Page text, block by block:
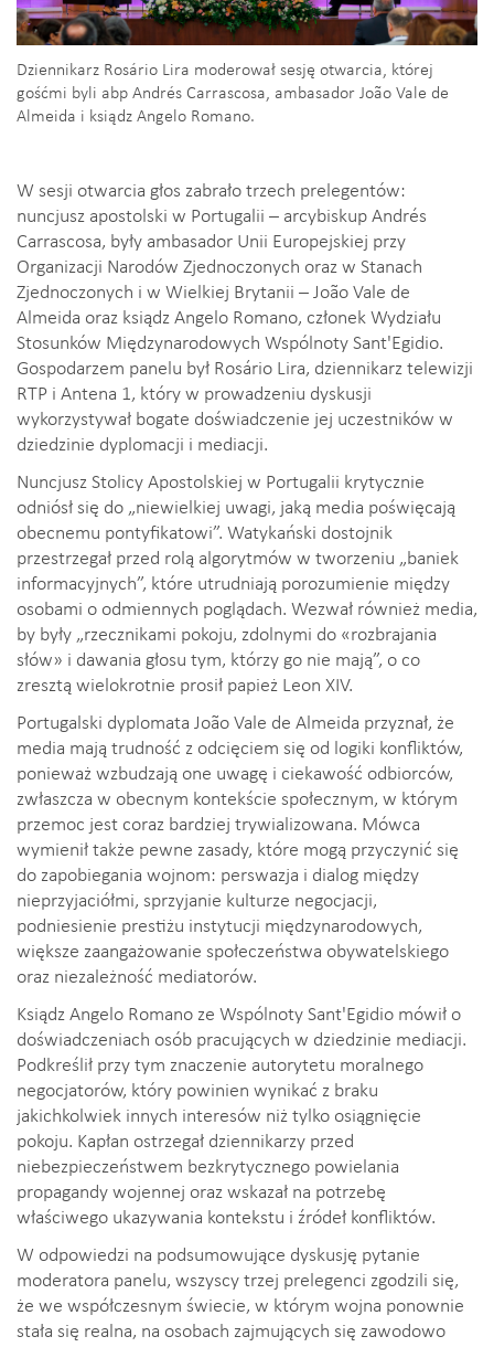
Dziennikarz Rosário Lira moderował sesję otwarcia, której
gośćmi byli abp Andrés Carrascosa, ambasador João Vale de
Almeida i ksiądz Angelo Romano.
W sesji otwarcia głos zabrało trzech prelegentów:
nuncjusz apostolski w Portugalii – arcybiskup Andrés
Carrascosa, były ambasador Unii Europejskiej przy
Organizacji Narodów Zjednoczonych oraz w Stanach
Zjednoczonych i w Wielkiej Brytanii – João Vale de
Almeida oraz ksiądz Angelo Romano, członek Wydziału
Stosunków Międzynarodowych Wspólnoty Sant'Egidio.
Gospodarzem panelu był Rosário Lira, dziennikarz telewizji
RTP i Antena 1, który w prowadzeniu dyskusji
wykorzystywał bogate doświadczenie jej uczestników w
dziedzinie dyplomacji i mediacji.
Nuncjusz Stolicy Apostolskiej w Portugalii krytycznie
odniósł się do „niewielkiej uwagi, jaką media poświęcają
obecnemu pontyfikatowi”. Watykański dostojnik
przestrzegał przed rolą algorytmów w tworzeniu „baniek
informacyjnych”, które utrudniają porozumienie między
osobami o odmiennych poglądach. Wezwał również media,
by były „rzecznikami pokoju, zdolnymi do «rozbrajania
słów» i dawania głosu tym, którzy go nie mają”, o co
zresztą wielokrotnie prosił papież Leon XIV.
Portugalski dyplomata João Vale de Almeida przyznał, że
media mają trudność z odcięciem się od logiki konfliktów,
ponieważ wzbudzają one uwagę i ciekawość odbiorców,
zwłaszcza w obecnym kontekście społecznym, w którym
przemoc jest coraz bardziej trywializowana. Mówca
wymienił także pewne zasady, które mogą przyczynić się
do zapobiegania wojnom: perswazja i dialog między
nieprzyjaciółmi, sprzyjanie kulturze negocjacji,
podniesienie prestiżu instytucji międzynarodowych,
większe zaangażowanie społeczeństwa obywatelskiego
oraz niezależność mediatorów.
Ksiądz Angelo Romano ze Wspólnoty Sant'Egidio mówił o
doświadczeniach osób pracujących w dziedzinie mediacji.
Podkreślił przy tym znaczenie autorytetu moralnego
negocjatorów, który powinien wynikać z braku
jakichkolwiek innych interesów niż tylko osiągnięcie
pokoju. Kapłan ostrzegał dziennikarzy przed
niebezpieczeństwem bezkrytycznego powielania
propagandy wojennej oraz wskazał na potrzebę
właściwego ukazywania kontekstu i źródeł konfliktów.
W odpowiedzi na podsumowujące dyskusję pytanie
moderatora panelu, wszyscy trzej prelegenci zgodzili się,
że we współczesnym świecie, w którym wojna ponownie
stała się realna, na osobach zajmujących się zawodowo